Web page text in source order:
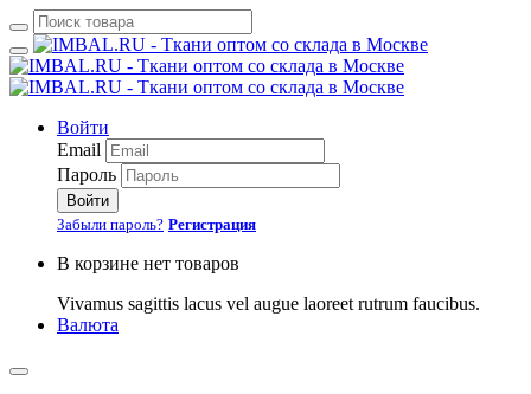
Войти
Email
Пароль
Войти
Забыли пароль? Регистрация
В корзине нет товаров
Vivamus sagittis lacus vel augue laoreet rutrum faucibus.
Валюта